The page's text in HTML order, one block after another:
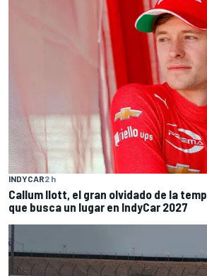
INDYCAR2 h
Callum Ilott, el gran olvidado de la
que busca un lugar en IndyCar 2027